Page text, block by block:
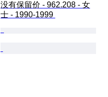
没有保留价 - 962.208 - 女
士 - 1990-1999